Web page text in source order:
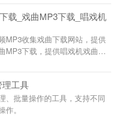
看最新好看的影视剧。
载_戏曲MP3下载_唱戏机
MP3收集戏曲下载网站，提供
MP3下载，提供唱戏机戏曲下
观看、戏曲介绍等内容。网站
方便，适合各种插卡式收音
理工具
、批量操作的工具，支持不同
。